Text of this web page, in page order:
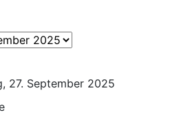
27. September 2025